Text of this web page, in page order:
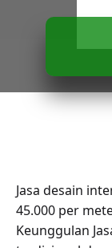
Jasa desain
45.000 per
Keunggulan